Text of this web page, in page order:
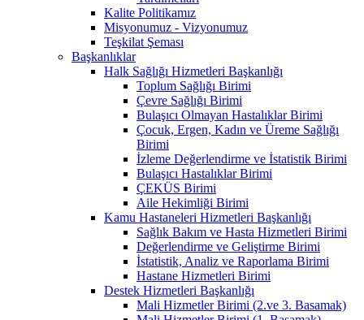
Kalite Politikamız
Misyonumuz - Vizyonumuz
Teşkilat Şeması
Başkanlıklar
Halk Sağlığı Hizmetleri Başkanlığı
Toplum Sağlığı Birimi
Çevre Sağlığı Birimi
Bulaşıcı Olmayan Hastalıklar Birimi
Çocuk, Ergen, Kadın ve Üreme Sağlığı
Birimi
İzleme Değerlendirme ve İstatistik Birimi
Bulaşıcı Hastalıklar Birimi
ÇEKÜS Birimi
Aile Hekimliği Birimi
Kamu Hastaneleri Hizmetleri Başkanlığı
Sağlık Bakım ve Hasta Hizmetleri Birimi
Değerlendirme ve Geliştirme Birimi
İstatistik, Analiz ve Raporlama Birimi
Hastane Hizmetleri Birimi
Destek Hizmetleri Başkanlığı
Mali Hizmetler Birimi (2.ve 3. Basamak)